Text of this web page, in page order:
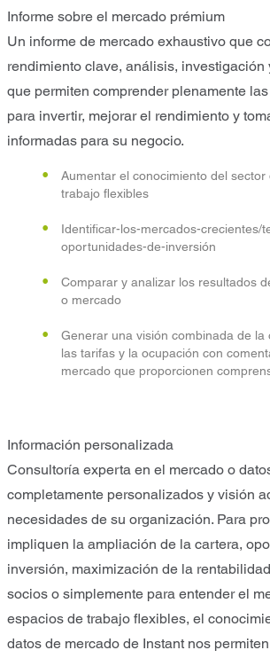
Informe sobre el mercado prémium
Un informe de mercado exhaustivo que
rendimiento clave, análisis, investigación
que permiten comprender plenamente
para invertir, mejorar el rendimiento y
informadas para su negocio.
Aumentar el conocimiento del sector
trabajo flexibles
Identificar-los-mercados-crecientes/
oportunidades-de-inversión
Comparar y analizar los resultados
o mercado
Generar una visión combinada de la
las tarifas y la ocupación con
mercado que proporcionen
Información personalizada
Consultoría experta en el mercado o
completamente personalizados y visión
necesidades de su organización. Para
impliquen la ampliación de la cartera,
inversión, maximización de la
socios o simplemente para entender el
espacios de trabajo flexibles, el
datos de mercado de Instant nos